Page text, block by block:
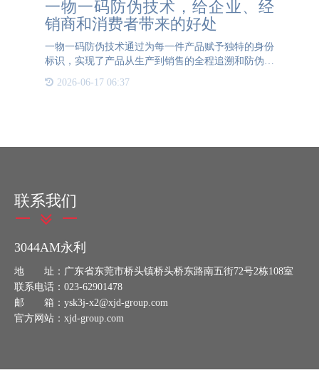
一物一码防伪技术，给企业、经
销商和消费者带来的好处
一物一码防伪技术通过为每一件产品赋予独特的身份
标识，实现了产品从生产到销售的全程追溯和防伪验
伪技术的应用，可以让消费者轻松验证产品真伪，提
2026-06-17 06:37
联系我们
3044AM永利
地 址：广东省东莞市桥头镇桥头桥东路南五街72号2栋108室
联系电话：023-62901478
邮 箱：ysk3j-x2@xjd-group.com
官方网站：xjd-group.com